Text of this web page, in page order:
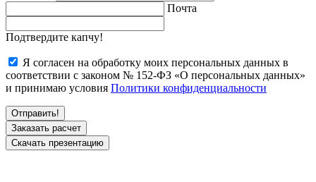
Почта
Подтвердите капчу!
Я согласен на обработку моих персональных данных в
соответствии с законом № 152-ФЗ «О персональных данных»
и принимаю условия Политики конфиденциальности
Заказать расчет
Скачать презентацию